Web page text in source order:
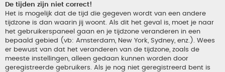
De tijden zijn niet correct!
Het is mogelijk dat de tijd die gegeven wordt van een andere
tijdzone is dan waarin jij woont. Als dit het geval is, moet je naar
het gebruikerspaneel gaan en je tijdzone veranderen in een
bepaald gebied (vb: Amsterdam, New York, Sydney, enz.). Wees
er bewust van dat het veranderen van de tijdzone, zoals de
meeste instellingen, alleen gedaan kunnen worden door
geregistreerde gebruikers. Als je nog niet geregistreerd bent is